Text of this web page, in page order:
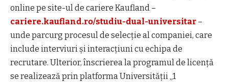
online pe site-ul de cariere Kaufland –
cariere.kaufland.ro/studiu-dual-universitar –
unde parcurg procesul de selecție al companiei, care
include interviuri și interacțiuni cu echipa de
recrutare. Ulterior, înscrierea la programul de licență
se realizează prin platforma Universității „1